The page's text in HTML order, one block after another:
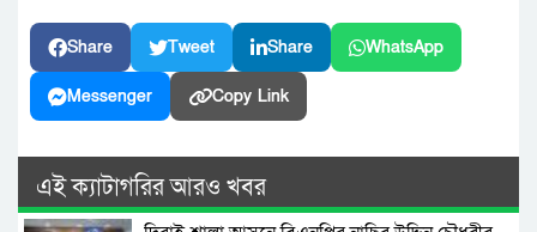
Share Tweet Share WhatsApp
Messenger Copy Link
এই ক্যাটাগরির আরও খবর